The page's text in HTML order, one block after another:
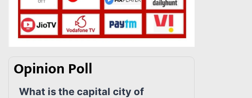
Opinion Poll
What is the capital city of